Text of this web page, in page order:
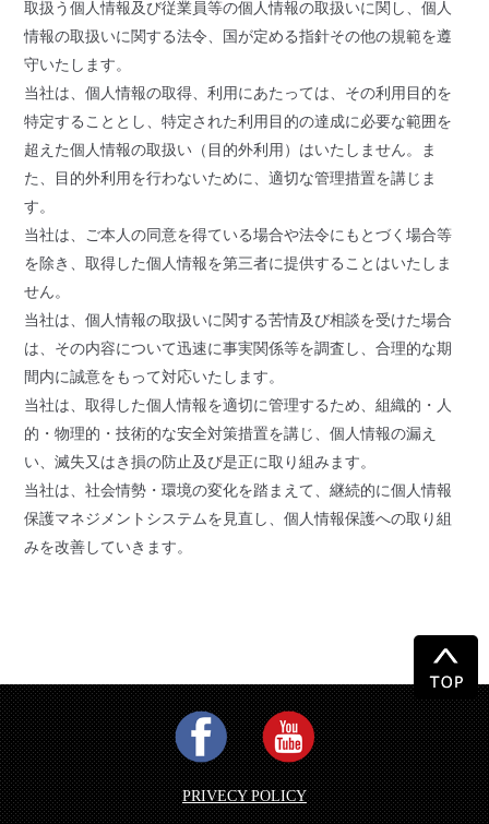
取扱う個人情報及び従業員等の個人情報の取扱いに関し、個人
情報の取扱いに関する法令、国が定める指針その他の規範を遵
守いたします。
当社は、個人情報の取得、利用にあたっては、その利用目的を
特定することとし、特定された利用目的の達成に必要な範囲を
超えた個人情報の取扱い（目的外利用）はいたしません。ま
た、目的外利用を行わないために、適切な管理措置を講じま
す。
当社は、ご本人の同意を得ている場合や法令にもとづく場合等
を除き、取得した個人情報を第三者に提供することはいたしま
せん。
当社は、個人情報の取扱いに関する苦情及び相談を受けた場合
は、その内容について迅速に事実関係等を調査し、合理的な期
間内に誠意をもって対応いたします。
当社は、取得した個人情報を適切に管理するため、組織的・人
的・物理的・技術的な安全対策措置を講じ、個人情報の漏え
い、滅失又はき損の防止及び是正に取り組みます。
当社は、社会情勢・環境の変化を踏まえて、継続的に個人情報
保護マネジメントシステムを見直し、個人情報保護への取り組
みを改善していきます。
PRIVECY POLICY